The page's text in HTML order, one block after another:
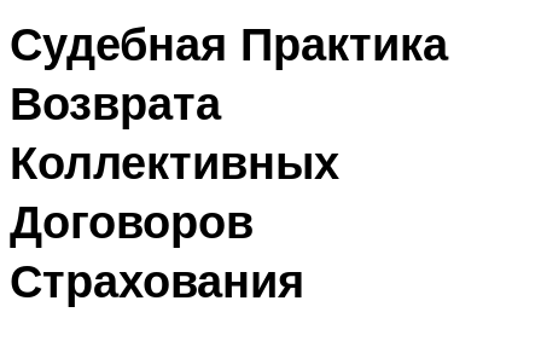
Судебная Практика
Возврата
Коллективных
Договоров
Страхования